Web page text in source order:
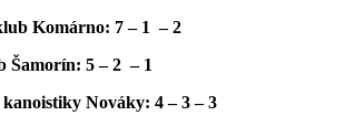
Komárno: 7 – 1 – 2
Šamorín: 5 – 2 – 1
kanoistiky Nováky: 4 – 3 – 3